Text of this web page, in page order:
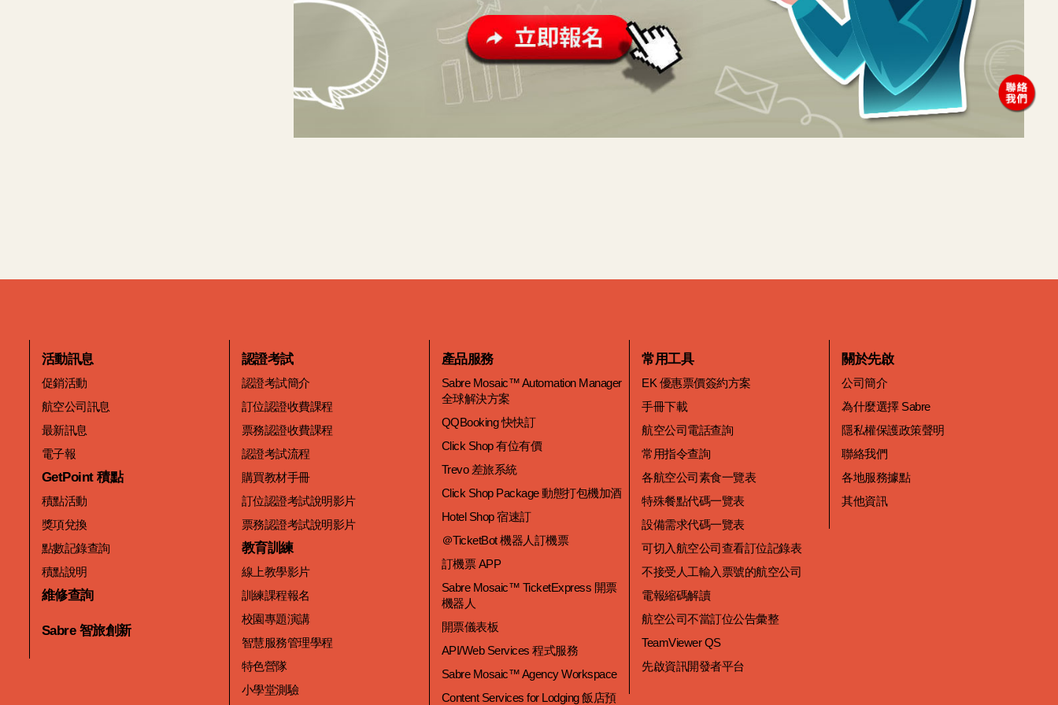
活動訊息
促銷活動
航空公司訊息
最新訊息
電子報
GetPoint 積點
積點活動
獎項兌換
點數記錄查詢
積點說明
維修查詢
Sabre 智旅創新
認證考試
認證考試簡介
訂位認證收費課程
票務認證收費課程
認證考試流程
購買教材手冊
訂位認證考試說明影片
票務認證考試說明影片
教育訓練
線上教學影片
訓練課程報名
校園專題演講
智慧服務管理學程
特色營隊
小學堂測驗
產品服務
Sabre Mosaic™ Automation Manager
全球解決方案
QQBooking 快快訂
Click Shop 有位有價
Trevo 差旅系統
Click Shop Package 動態打包機加酒
Hotel Shop 宿速訂
＠TicketBot 機器人訂機票
訂機票 APP
Sabre Mosaic™ TicketExpress 開票
機器人
開票儀表板
API/Web Services 程式服務
Sabre Mosaic™ Agency Workspace
Content Services for Lodging 飯店預
常用工具
EK 優惠票價簽約方案
手冊下載
航空公司電話查詢
常用指令查詢
各航空公司素食一覽表
特殊餐點代碼一覽表
設備需求代碼一覽表
可切入航空公司查看訂位記錄表
不接受人工輸入票號的航空公司
電報縮碼解讀
航空公司不當訂位公告彙整
TeamViewer QS
先啟資訊開發者平台
關於先啟
公司簡介
為什麼選擇 Sabre
隱私權保護政策聲明
聯絡我們
各地服務據點
其他資訊